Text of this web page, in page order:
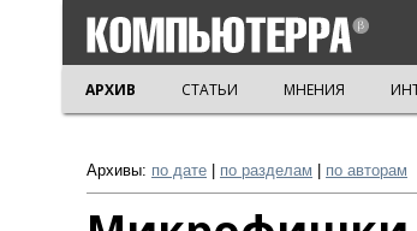
АРХИВ СТАТЬИ МНЕНИЯ
Архивы: по дате по разделам по авторам